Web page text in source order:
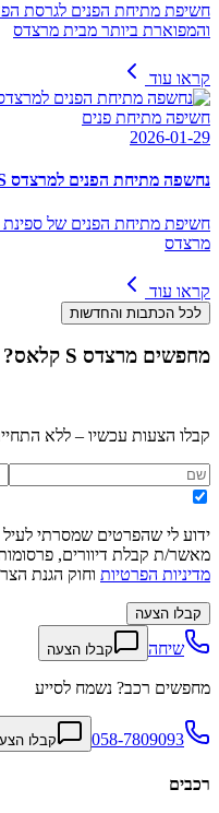
חשיפת מתיחת הפנים לגרסת
והמפוארת ביותר מבית מרצדס
קראו עוד
חשיפה מתיחת פנים
2026-01-29
נחשפה מתיחת הפנים למרצדס S קלאס 2026
חשיפת מתיחת הפנים של ספינת
מרצדס
קראו עוד
לכל הכתבות והחדשות
מחפשים מרצדס S קלאס ?
קבלו הצעות עכשיו – ללא
ידוע לי שהפרטים שמסרתי לעיל
מאשר/ת קבלת דיוורים,
מדיניות הפרטיות וחוק הגנת
קבלו הצעה
שיחה קבלו הצעה
מחפשים רכב? נשמח לסייע
058-7809093 קבלו
רכבים